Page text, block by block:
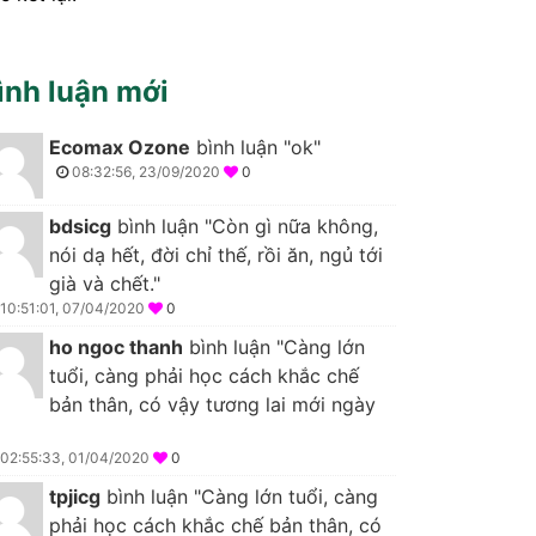
luận mới
Ecomax Ozone bình luận "ok"
08:32:56, 23/09/2020 0
bdsicg bình luận "Còn gì nữa không,
nói dạ hết, đời chỉ thế, rồi ăn, ngủ tới
già và chết."
10:51:01, 07/04/2020 0
ho ngoc thanh bình luận "Càng lớn
tuổi, càng phải học cách khắc chế
bản thân, có vậy tương lai mới ngày
02:55:33, 01/04/2020 0
tpjicg bình luận "Càng lớn tuổi, càng
phải học cách khắc chế bản thân, có